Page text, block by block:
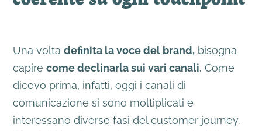
Una voltadefinita la voce del brand, bisogna
capirecome declinarla sui vari canali. Come
dicevo prima, infatti, oggi i canali di
comunicazione si sono moltiplicati e
interessano diverse fasi del customer journey.